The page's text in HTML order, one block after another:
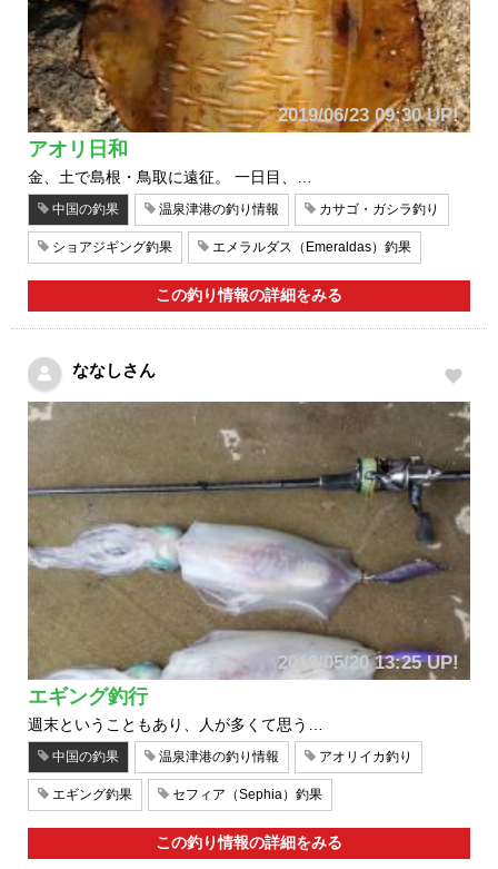
2019/06/23 09:30 UP!
アオリ日和
金、土で島根・鳥取に遠征。 一日目、…
中国の釣果 温泉津港の釣り情報 カサゴ・ガシラ釣り
ショアジギング釣果 エメラルダス（Emeraldas）釣果
この釣り情報の詳細をみる
ななしさん
2019/05/20 13:25 UP!
エギング釣行
週末ということもあり、人が多くて思う…
中国の釣果 温泉津港の釣り情報 アオリイカ釣り
エギング釣果 セフィア（Sephia）釣果
この釣り情報の詳細をみる